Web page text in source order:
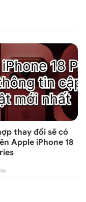
thay đổi sẽ có
Apple iPhone 18